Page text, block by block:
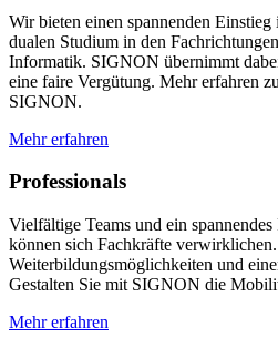
Wir bieten einen spannenden
dualen Studium in den
Informatik. SIGNON übernimmt
eine faire Vergütung. Mehr erfahren
SIGNON.
Mehr erfahren
Professionals
Vielfältige Teams und ein
können sich Fachkräfte
Weiterbildungsmöglichkeiten und
Gestalten Sie mit SIGNON die
Mehr erfahren